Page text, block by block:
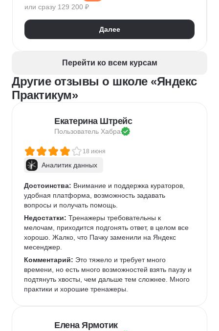
или сразу 129 200 ₽
Далее
Перейти ко всем курсам
Другие отзывы о школе «Яндекс
Практикум»
Екатерина Штрейс
Пользователь Хабра
18 июня
Аналитик данных
Достоинства: Внимание и поддержка кураторов,
удобная платформа, возможность задавать
вопросы и получать помощь.
Недостатки: Тренажеры требовательны к
мелочам, приходится подгонять ответ, в целом все
хорошо. Жалко, что Пачку заменили на Яндекс
месенджер.
Комментарий: Это тяжело и требует много
времени, но есть много возможностей взять паузу и
подтянуть хвосты, чем дальше тем сложнее. Много
практики и хорошие тренажеры.
Елена Ярмотик